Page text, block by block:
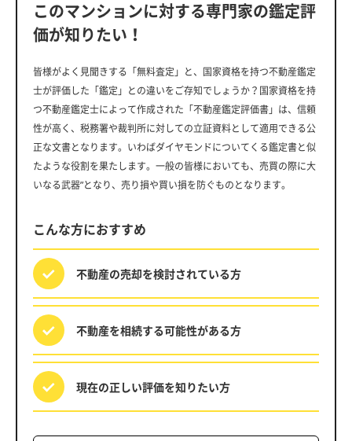
このマンションに対する専門家の鑑定評
価が知りたい！
皆様がよく見聞きする「無料査定」と、国家資格を持つ不動産鑑定
士が評価した「鑑定」との違いをご存知でしょうか？国家資格を持
つ不動産鑑定士によって作成された「不動産鑑定評価書」は、信頼
性が高く、税務署や裁判所に対しての立証資料として適用できる公
正な文書となります。いわばダイヤモンドについてくる鑑定書と似
たような役割を果たします。一般の皆様においても、売買の際に大
いなる武器”となり、売り損や買い損を防ぐものとなります。
こんな方におすすめ
不動産の売却を検討されている方
不動産を相続する可能性がある方
現在の正しい評価を知りたい方